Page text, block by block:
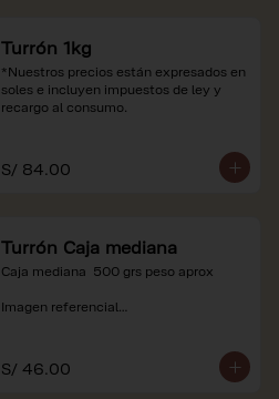
Turrón 1kg
*Nuestros precios están expresados en
soles e incluyen impuestos de ley y
recargo al consumo.
S/ 84.00
Turrón Caja mediana
Caja mediana  500 grs peso aprox
Imagen referencial
soles e incluyen impuestos de ley y
recargo al consumo.
S/ 46.00